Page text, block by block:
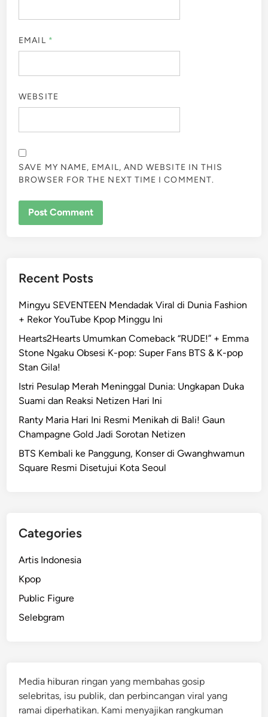
EMAIL *
WEBSITE
SAVE MY NAME, EMAIL, AND WEBSITE IN THIS
BROWSER FOR THE NEXT TIME I COMMENT.
Recent Posts
Mingyu SEVENTEEN Mendadak Viral di Dunia Fashion
+ Rekor YouTube Kpop Minggu Ini
Hearts2Hearts Umumkan Comeback “RUDE!” + Emma
Stone Ngaku Obsesi K-pop: Super Fans BTS & K-pop
Stan Gila!
Istri Pesulap Merah Meninggal Dunia: Ungkapan Duka
Suami dan Reaksi Netizen Hari Ini
Ranty Maria Hari Ini Resmi Menikah di Bali! Gaun
Champagne Gold Jadi Sorotan Netizen
BTS Kembali ke Panggung, Konser di Gwanghwamun
Square Resmi Disetujui Kota Seoul
Categories
Artis Indonesia
Kpop
Public Figure
Selebgram
Media hiburan ringan yang membahas gosip
selebritas, isu publik, dan perbincangan viral yang
ramai diperhatikan. Kami menyajikan rangkuman